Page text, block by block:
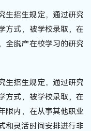
生招生规定，通过研究
方式，被学校录取，在
全脱产在校学习的研究
生招生规定，通过研究
方式，被学校录取，在
限内，在从事其他职业
和灵活时间安排进行非